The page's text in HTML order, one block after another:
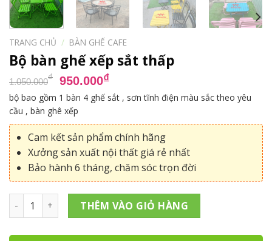
TRANG CHỦ / BÀN GHẾ CAFE
Bộ bàn ghế xếp sắt thấp
1.050.000₫ Giá
gốc
là:
1.050.000₫.
950.000₫Giá
hiện
tại
là:
950.000₫.
bộ bao gồm 1 bàn 4 ghế sắt , sơn tĩnh điện màu sắc theo yêu
cầu , bàn ghê xếp
Cam kết sản phẩm chính hãng
Xưởng sản xuất nội thất giá rẻ nhất
Bảo hành 6 tháng, chăm sóc trọn đời
Bộ bàn ghế xếp sắt thấp số lượng
THÊM VÀO GIỎ HÀNG